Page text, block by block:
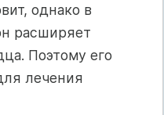
однако в
расширяет
Поэтому его
лечения